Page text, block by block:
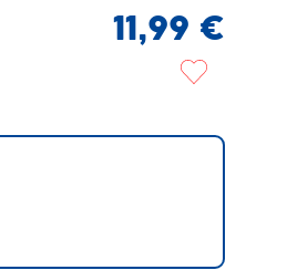
11 ,99 €